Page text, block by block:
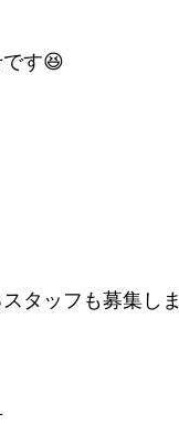
す😆
タッフも募集しま